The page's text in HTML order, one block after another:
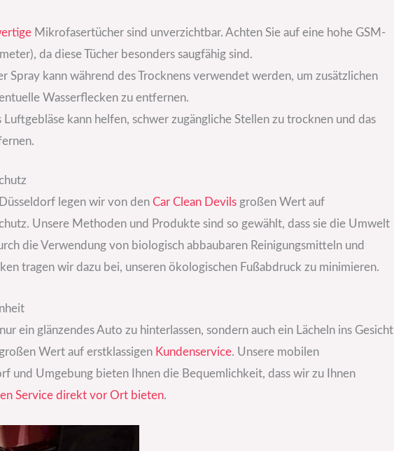
Mikrofasertücher sind unverzichtbar. Achten Sie auf eine hohe GSM-
da diese Tücher besonders saugfähig sind.
Spray kann während des Trocknens verwendet werden, um zusätzlichen
Wasserflecken zu entfernen.
Luftgebläse kann helfen, schwer zugängliche Stellen zu trocknen und das
legen wir von den Car Clean Devils großen Wert auf
Unsere Methoden und Produkte sind so gewählt, dass sie die Umwelt
die Verwendung von biologisch abbaubaren Reinigungsmitteln und
tragen wir dazu bei, unseren ökologischen Fußabdruck zu minimieren.
ein glänzendes Auto zu hinterlassen, sondern auch ein Lächeln ins Gesicht
Wert auf erstklassigen Kundenservice. Unsere mobilen
und Umgebung bieten Ihnen die Bequemlichkeit, dass wir zu Ihnen
Service direkt vor Ort bieten.